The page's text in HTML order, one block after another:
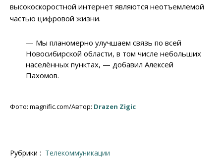
высокоскоростной интернет являются неотъемлемой
частью цифровой жизни.
— Мы планомерно улучшаем связь по всей
Новосибирской области, в том числе небольших
населённых пунктах, — добавил Алексей
Пахомов.
Фото: magnific.com/Автор: Drazen Zigic
Рубрики : Телекоммуникации